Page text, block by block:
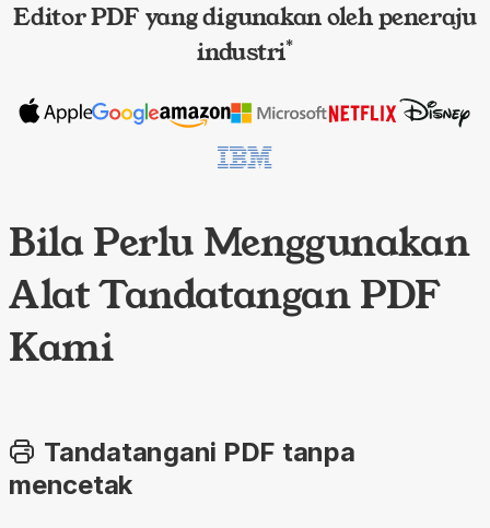
Editor PDF yang digunakan oleh peneraju
industri*
Bila Perlu Menggunakan
Alat Tandatangan PDF
Kami
Tandatangani PDF tanpa
mencetak